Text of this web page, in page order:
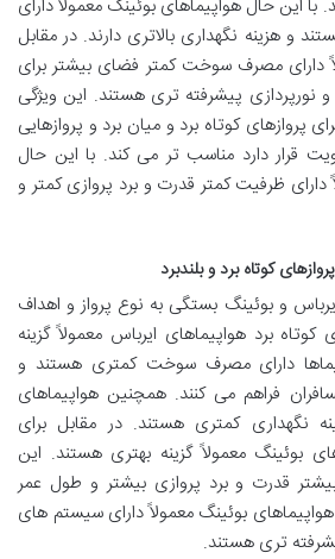
با این حال هواپیماهای بوئینگ معمولاً دارای
هزینه نگهداری بالاتری دارند. در مقابل
دارای مصرف سوخت کمتر فضای بیشتر برای
نورپردازی پیشرفته تری هستند. این ویژگی
پروازهای کوتاه برد و میان برد و پروازهایی
قرار دارد مناسب تر می کند. با این حال
دارای ظرفیت کمتر قدرت و برد پروازی کمتر و
کوتاه برد و بلندبرد
و بوئینگ بستگی به نوع پرواز و اهداف
کوتاه برد هواپیماهای ایرباس معمولاً گزینه
دارای مصرف سوخت کمتری هستند و
فراهم می کنند. همچنین هواپیماهای
نگهداری کمتری هستند. در مقابل برای
بوئینگ معمولاً گزینه بهتری هستند. این
قدرت و برد پروازی بیشتر و طول عمر
بوئینگ معمولاً دارای سیستم های
تری هستند.